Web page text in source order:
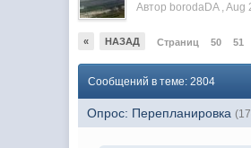
Автор borodaDA ,Aug
« НАЗАД Страниц 50 51
Сообщений в теме: 2804
Опрос: Перепланировка